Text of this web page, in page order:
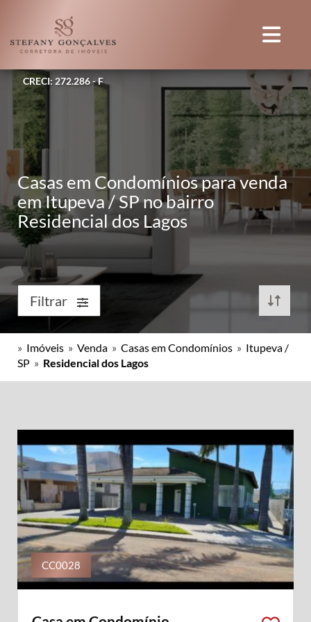
CRECI: 272.286 - F
Casas em Condomínios para venda
em Itupeva / SP no bairro
Residencial dos Lagos
Filtrar
» Imóveis » Venda » Casas em Condomínios » Itupeva /
SP » Residencial dos Lagos
CC0028